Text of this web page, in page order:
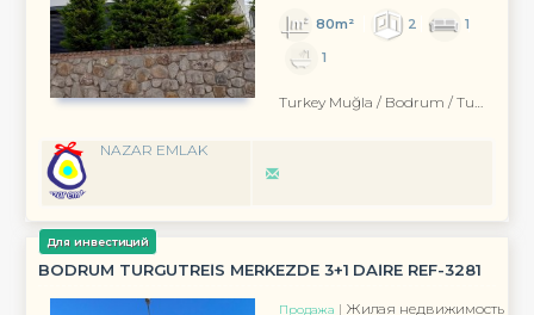
80m² 2
1
1
Turkey Muğla / Bodrum / Turgutreis
NAZAR EMLAK
Для инвестиций
BODRUM TURGUTREİS MERKEZDE 3+1 DAİRE REF-3281
Продажа
Жилая недвижимость